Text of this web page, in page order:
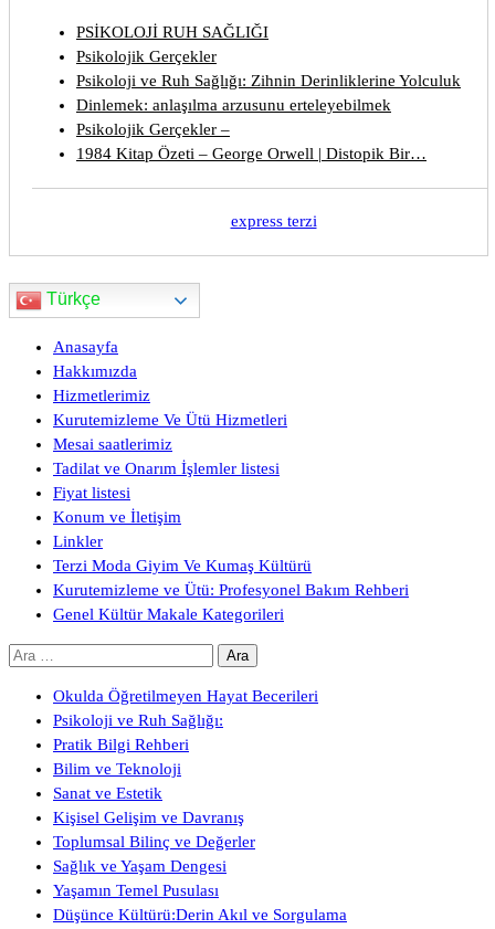
PSİKOLOJİ RUH SAĞLIĞI
Psikolojik Gerçekler
Psikoloji ve Ruh Sağlığı: Zihnin Derinliklerine Yolculuk
Dinlemek: anlaşılma arzusunu erteleyebilmek
Psikolojik Gerçekler –
1984 Kitap Özeti – George Orwell | Distopik Bir…
express terzi
Türkçe
Anasayfa
Hakkımızda
Hizmetlerimiz
Kurutemizleme Ve Ütü Hizmetleri
Mesai saatlerimiz
Tadilat ve Onarım İşlemler listesi
Fiyat listesi
Konum ve İletişim
Linkler
Terzi Moda Giyim Ve Kumaş Kültürü
Kurutemizleme ve Ütü: Profesyonel Bakım Rehberi
Genel Kültür Makale Kategorileri
Arama:
Okulda Öğretilmeyen Hayat Becerileri
Psikoloji ve Ruh Sağlığı:
Pratik Bilgi Rehberi
Bilim ve Teknoloji
Sanat ve Estetik
Kişisel Gelişim ve Davranış
Toplumsal Bilinç ve Değerler
Sağlık ve Yaşam Dengesi
Yaşamın Temel Pusulası
Düşünce Kültürü:Derin Akıl ve Sorgulama